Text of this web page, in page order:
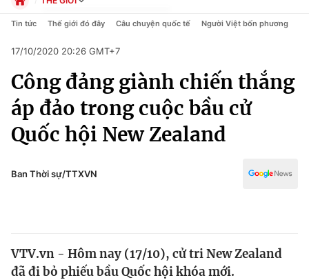
Chuyên mục
Chính trị
Xã hội
Pháp luật
Thế giới
Chính trị
Pháp luật
Kinh tế
Thể thao
Truyền hình
Văn hóa - Giải trí
Công nghệ
Tin tức Thế giới đó đây Câu chuyện quốc tế Người Việt bốn phương
17/10/2020 20:26 GMT+7
Công đảng giành chiến thắng
áp đảo trong cuộc bầu cử
Quốc hội New Zealand
Ban Thời sự/TTXVN
VTV.vn - Hôm nay (17/10), cử tri New Zealand
đã đi bỏ phiếu bầu Quốc hội khóa mới.